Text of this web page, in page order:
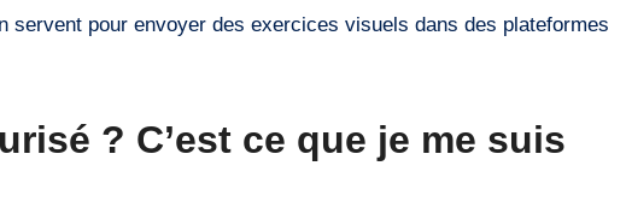
servent pour envoyer des exercices visuels dans des plateformes
? C’est ce que je me suis